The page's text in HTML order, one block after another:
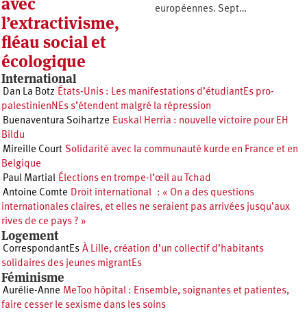
européennes. Sept…
l’extractivisme,
fléau social et
écologique
International
Dan La Botz États-Unis : Les manifestations d’étudiantEs pro-
palestinienNEs s’étendent malgré la répression
Buenaventura Soihartze Euskal Herria : nouvelle victoire pour EH
Bildu
Mireille Court Solidarité avec la communauté kurde en France et en
Belgique
Paul Martial Élections en trompe-l’œil au Tchad
Antoine Comte Droit international : « On a des questions
internationales claires, et elles ne seraient pas arrivées jusqu’aux
rives de ce pays ? »
Logement
CorrespondantEs À Lille, création d’un collectif d’habitants
solidaires des jeunes migrantEs
Féminisme
Aurélie-Anne MeToo hôpital : Ensemble, soignantes et patientes,
faire cesser le sexisme dans les soins